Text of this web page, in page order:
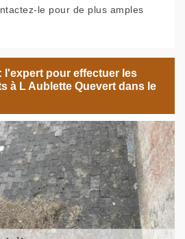
le pour de plus amples
l'expert pour effectuer les
à L Aublette Quevert dans le